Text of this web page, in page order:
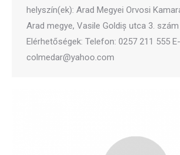
helyszín(ek): Arad Megyei Orvosi
Arad megye, Vasile Goldiș utca 3. szám
Elérhetőségek: Telefon: 0257 211 555
colmedar@yahoo.com